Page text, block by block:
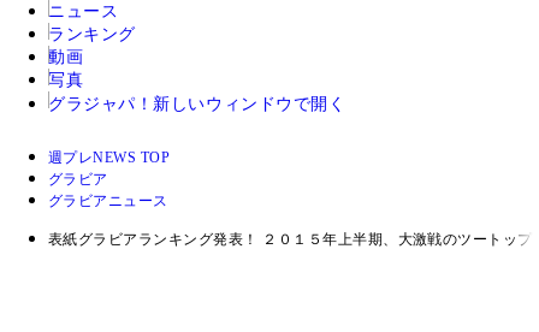
ニュース
ランキング
動画
写真
グラジャパ！ 新しいウィンドウで開く
週プレNEWS TOP
グラビア
グラビアニュース
表紙グラビアランキング発表！ ２０１５年上半期、大激戦のツートップ